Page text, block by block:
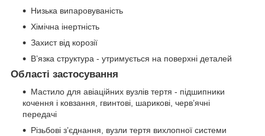
Низька випаровуваність
Хімічна інертність
Захист від корозії
В’язка структура - утримується на поверхні деталей
Області застосування
Мастило для авіаційних вузлів тертя - підшипники
кочення і ковзання, гвинтові, шарикові, черв’ячні
передачі
Різьбові з’єднання, вузли тертя вихлопної системи